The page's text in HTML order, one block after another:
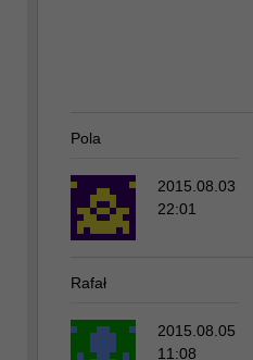
Pola
2015.08.03
22:01
Rafał
2015.08.05
11:08